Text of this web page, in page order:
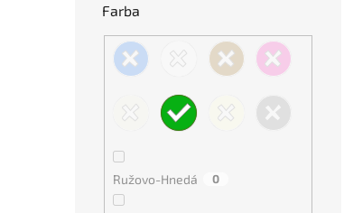
Farba
Ružovo-Hnedá 0